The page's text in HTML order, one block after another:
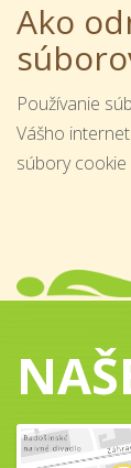
Ako
Používanie
Vášho
súbory cookie